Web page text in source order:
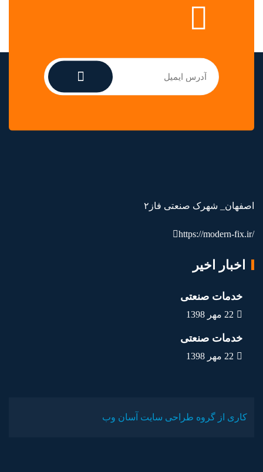
اصفهان_ شهرک صنعتی فاز۲
https://modern-fix.ir/
اخبار اخیر
خدمات صنعتی
22 مهر 1398
خدمات صنعتی
22 مهر 1398
کاری از گروه طراحی سایت آسان وب